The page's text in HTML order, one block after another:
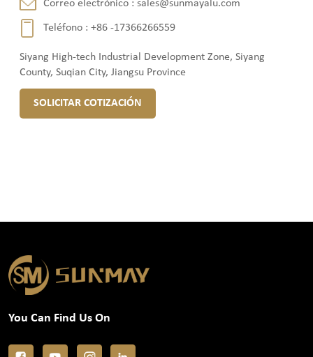
Correo electrónico :sales@sunmayalu.com
Teléfono :+86 -17366266559
Siyang High-tech Industrial Development Zone, Siyang
County, Suqian City, Jiangsu Province
SOLICITAR COTIZACIÓN
You Can Find Us On